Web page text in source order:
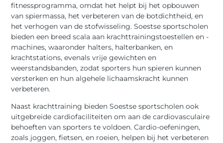
fitnessprogramma, omdat het helpt bij het opbouwen
van spiermassa, het verbeteren van de botdichtheid, en
het verhogen van de stofwisseling. Soestse sportscholen
bieden een breed scala aan krachttrainingstoestellen en -
machines, waaronder halters, halterbanken, en
krachtstations, evenals vrije gewichten en
weerstandsbanden, zodat sporters hun spieren kunnen
versterken en hun algehele lichaamskracht kunnen
verbeteren.
Naast krachttraining bieden Soestse sportscholen ook
uitgebreide cardiofaciliteiten om aan de cardiovasculaire
behoeften van sporters te voldoen. Cardio-oefeningen,
zoals joggen, fietsen, en roeien, helpen bij het verbeteren